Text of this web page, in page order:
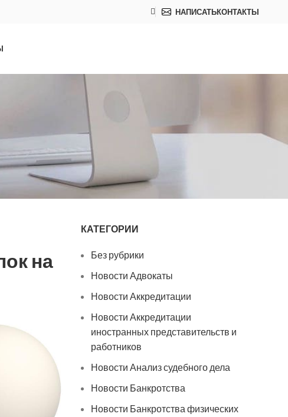
НАПИСАТЬКОНТАКТЫ
на
КАТЕГОРИИ
Без рубрики
Новости Адвокаты
Новости Аккредитации
Новости Аккредитации
иностранных представительств и
работников
Новости Анализ судебного дела
Новости Банкротства
Новости Банкротства физических